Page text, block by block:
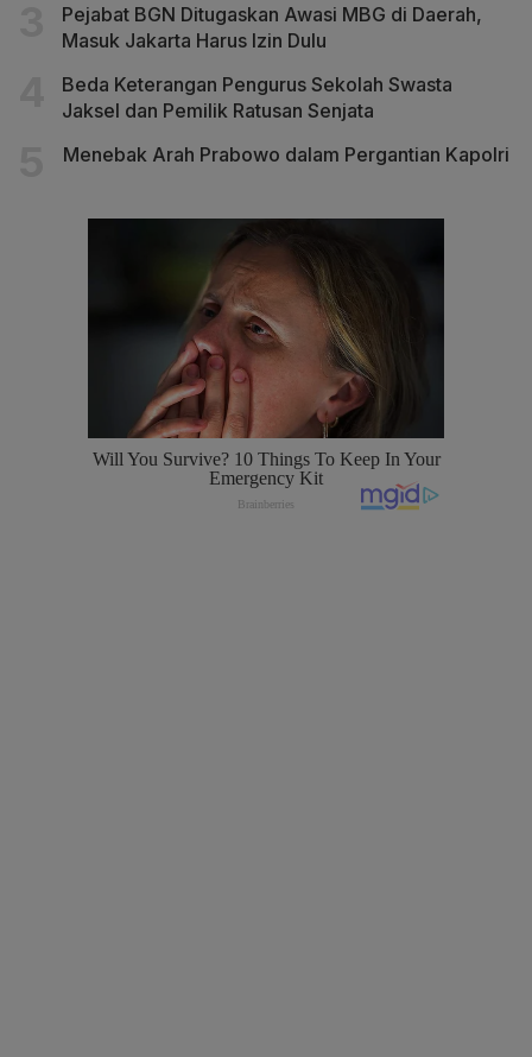
Pejabat BGN Ditugaskan Awasi MBG di Daerah,
Masuk Jakarta Harus Izin Dulu
Beda Keterangan Pengurus Sekolah Swasta
Jaksel dan Pemilik Ratusan Senjata
Menebak Arah Prabowo dalam Pergantian Kapolri